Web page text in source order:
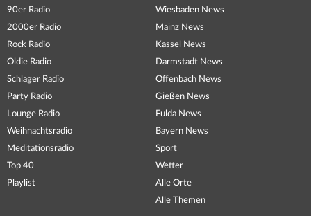
90er Radio
2000er Radio
Rock Radio
Oldie Radio
Schlager Radio
Party Radio
Lounge Radio
Weihnachtsradio
Meditationsradio
Top 40
Playlist
Wiesbaden News
Mainz News
Kassel News
Darmstadt News
Offenbach News
Gießen News
Fulda News
Bayern News
Sport
Wetter
Alle Orte
Alle Themen